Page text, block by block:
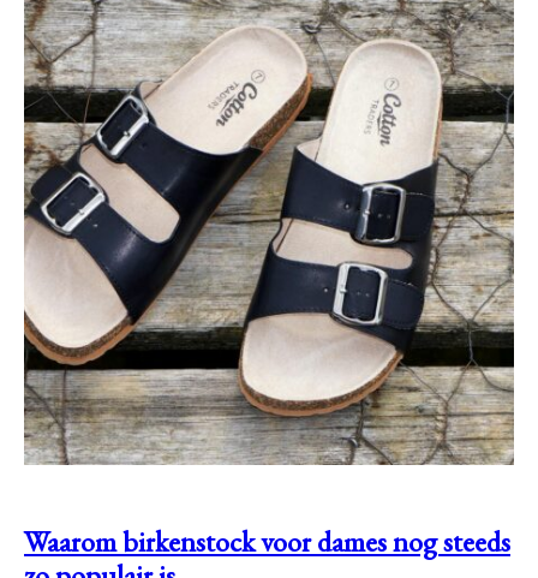
Waarom birkenstock voor dames nog steeds